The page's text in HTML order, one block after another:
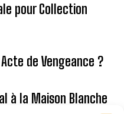
pour Collection
de Vengeance ?
à la Maison Blanche